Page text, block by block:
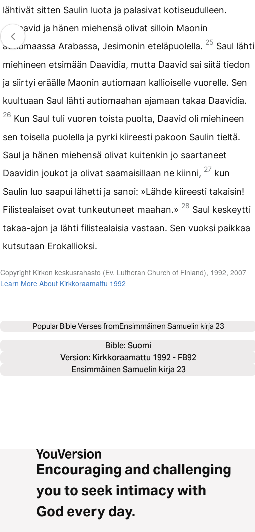
lähtivät sitten Saulin luota ja palasivat kotiseudulleen.
Daavid ja hänen miehensä olivat silloin Maonin
autiomaassa Arabassa, Jesimonin eteläpuolella. 25 Saul lähti
miehineen etsimään Daavidia, mutta Daavid sai siitä tiedon
ja siirtyi eräälle Maonin autiomaan kallioiselle vuorelle. Sen
kuultuaan Saul lähti autiomaahan ajamaan takaa Daavidia.
26 Kun Saul tuli vuoren toista puolta, Daavid oli miehineen
sen toisella puolella ja pyrki kiireesti pakoon Saulin tieltä.
Saul ja hänen miehensä olivat kuitenkin jo saartaneet
Daavidin joukot ja olivat saamaisillaan ne kiinni, 27 kun
Saulin luo saapui lähetti ja sanoi: »Lähde kiireesti takaisin!
Filistealaiset ovat tunkeutuneet maahan.» 28 Saul keskeytti
takaa-ajon ja lähti filistealaisia vastaan. Sen vuoksi paikkaa
kutsutaan Erokallioksi.
Copyright Kirkon keskusrahasto (Ev. Lutheran Church of Finland), 1992, 2007
Learn More About Kirkkoraamattu 1992
Popular Bible Verses fromEnsimmäinen Samuelin kirja 23
Bible: Suomi
Version: Kirkkoraamattu 1992 - FB92
Ensimmäinen Samuelin kirja 23
Encouraging and challenging
you to seek intimacy with
God every day.